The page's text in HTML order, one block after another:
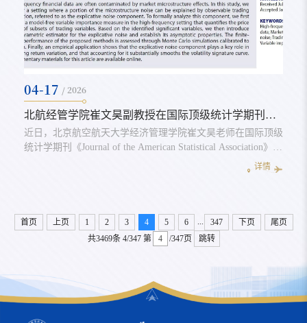
04-17 / 2026
北航经管学院崔文昊副教授在国际顶级统计学期刊《Journal of the American Statistical Association》发表最新研究成果
近日，北京航空航天大学经济管理学院崔文昊老师在国际顶级
统计学期刊《Journal of the American Statistical Association》
（JASA）上发表题为《The Explicable Market Microstructure
Noise》（可解释市场微观结构噪声）的研究论文。该期刊作
刊之一。高频金融数据（如股票逐笔交易数据）在提升市场透
明度与预测...
详情
首页 上页 1 2 3 4 5 6 ... 347 下页
尾页
共3469条 4/347 第 /347页 跳转